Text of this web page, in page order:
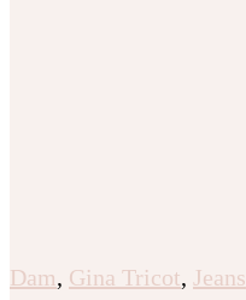
Dam, Gina Tricot, Jeans